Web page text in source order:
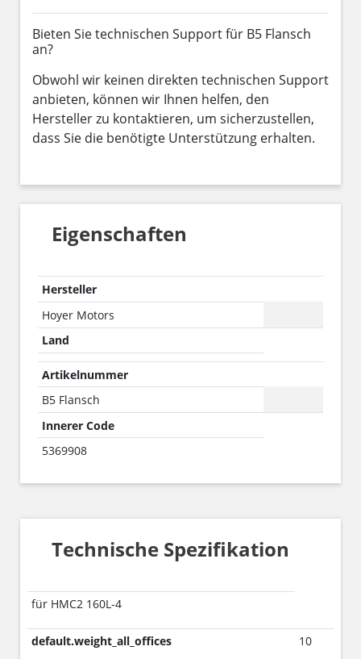
Bieten Sie technischen Support für B5 Flansch
an?
Obwohl wir keinen direkten technischen Support
anbieten, können wir Ihnen helfen, den
Hersteller zu kontaktieren, um sicherzustellen,
dass Sie die benötigte Unterstützung erhalten.
Eigenschaften
Hersteller
Hoyer Motors
Land
Artikelnummer
B5 Flansch
Innerer Code
5369908
Technische Spezifikation
für HMC2 160L-4
default.weight_all_offices 10